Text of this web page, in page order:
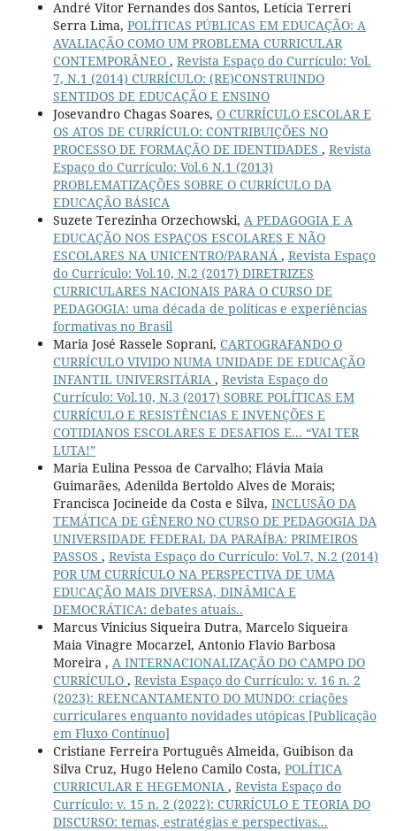
André Vitor Fernandes dos Santos, Letícia Terreri
Serra Lima, POLÍTICAS PÚBLICAS EM EDUCAÇÃO: A
AVALIAÇÃO COMO UM PROBLEMA CURRICULAR
CONTEMPORÂNEO , Revista Espaço do Currículo: Vol.
7, N.1 (2014) CURRÍCULO: (RE)CONSTRUINDO
SENTIDOS DE EDUCAÇÃO E ENSINO
Josevandro Chagas Soares, O CURRÍCULO ESCOLAR E
OS ATOS DE CURRÍCULO: CONTRIBUIÇÕES NO
PROCESSO DE FORMAÇÃO DE IDENTIDADES , Revista
Espaço do Currículo: Vol.6 N.1 (2013)
PROBLEMATIZAÇÕES SOBRE O CURRÍCULO DA
EDUCAÇÃO BÁSICA
Suzete Terezinha Orzechowski, A PEDAGOGIA E A
EDUCAÇÃO NOS ESPAÇOS ESCOLARES E NÃO
ESCOLARES NA UNICENTRO/PARANÁ , Revista Espaço
do Currículo: Vol.10, N.2 (2017) DIRETRIZES
CURRICULARES NACIONAIS PARA O CURSO DE
PEDAGOGIA: uma década de políticas e experiências
formativas no Brasil
Maria José Rassele Soprani, CARTOGRAFANDO O
CURRÍCULO VIVIDO NUMA UNIDADE DE EDUCAÇÃO
INFANTIL UNIVERSITÁRIA , Revista Espaço do
Currículo: Vol.10, N.3 (2017) SOBRE POLÍTICAS EM
CURRÍCULO E RESISTÊNCIAS E INVENÇÕES E
COTIDIANOS ESCOLARES E DESAFIOS E... “VAI TER
LUTA!”
Maria Eulina Pessoa de Carvalho; Flávia Maia
Guimarães, Adenilda Bertoldo Alves de Morais;
Francisca Jocineide da Costa e Silva, INCLUSÃO DA
TEMÁTICA DE GÊNERO NO CURSO DE PEDAGOGIA DA
UNIVERSIDADE FEDERAL DA PARAÍBA: PRIMEIROS
PASSOS , Revista Espaço do Currículo: Vol.7, N.2 (2014)
POR UM CURRÍCULO NA PERSPECTIVA DE UMA
EDUCAÇÃO MAIS DIVERSA, DINÂMICA E
DEMOCRÁTICA: debates atuais..
Marcus Vinicius Siqueira Dutra, Marcelo Siqueira
Maia Vinagre Mocarzel, Antonio Flavio Barbosa
Moreira , A INTERNACIONALIZAÇÃO DO CAMPO DO
CURRÍCULO , Revista Espaço do Currículo: v. 16 n. 2
(2023): REENCANTAMENTO DO MUNDO: criações
curriculares enquanto novidades utópicas [Publicação
em Fluxo Contínuo]
Cristiane Ferreira Português Almeida, Guibison da
Silva Cruz, Hugo Heleno Camilo Costa, POLÍTICA
CURRICULAR E HEGEMONIA , Revista Espaço do
Currículo: v. 15 n. 2 (2022): CURRÍCULO E TEORIA DO
DISCURSO: temas, estratégias e perspectivas...